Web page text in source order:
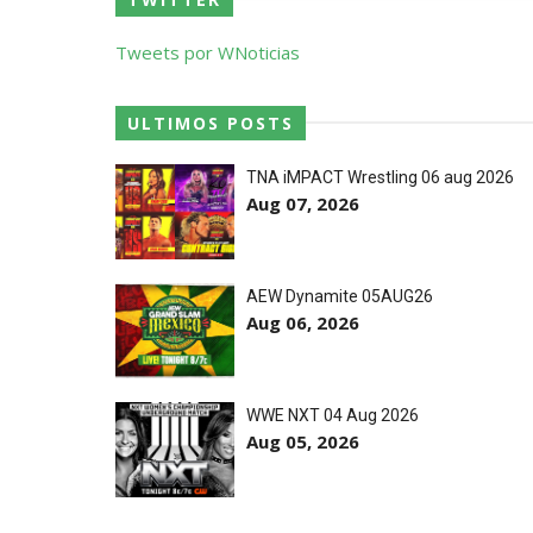
ESTAGNAÇÃO NO MAIN EVENT?
Unknown-Aug 06 2026
REGRESSO IMPRESSIONANTE NO
Unknown-Aug 06 2026
GUERRA EXTREMA NO GRAND
Unknown-Aug 06 2026
NOVOS CAMPEÕES DE TRIOS NA
Unknown-Aug 06 2026
Tweets por WNoticias
ULTIMOS POSTS
TNA iMPACT Wrestling 06 aug 2026
Aug 07, 2026
AEW Dynamite 05AUG26
Aug 06, 2026
WWE NXT 04 Aug 2026
Aug 05, 2026